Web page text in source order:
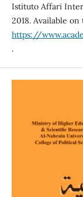
Istituto Affari
2018. Available
https://
.